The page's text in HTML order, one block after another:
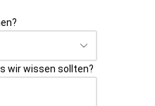
wir wissen sollten?